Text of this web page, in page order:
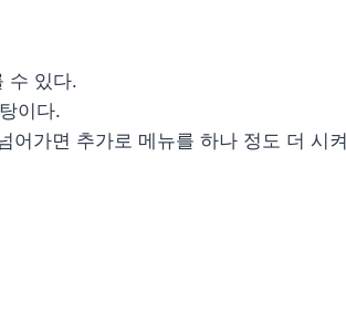
수 있다.
이다.
가면 추가로 메뉴를 하나 정도 더 시켜